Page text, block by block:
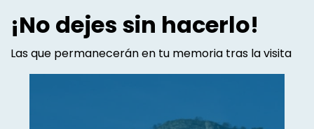
¡No dejes sin hacerlo!
Las que permanecerán en tu memoria tras la visita